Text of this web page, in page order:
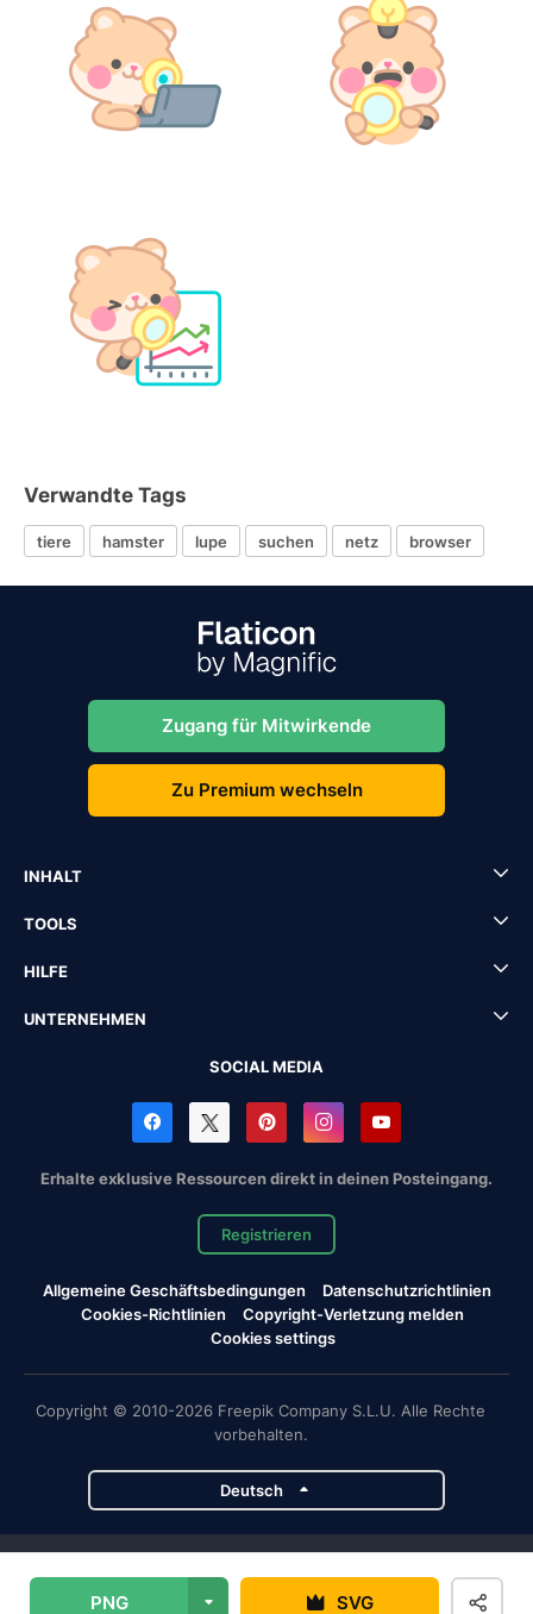
PNG SVG
Verwandte Tags
tiere hamster lupe suchen netz browser
Zugang für Mitwirkende
Zu Premium wechseln
INHALT
TOOLS
HILFE
UNTERNEHMEN
SOCIAL MEDIA
Erhalte exklusive Ressourcen direkt in deinen Posteingang.
Registrieren
Allgemeine Geschäftsbedingungen
Datenschutzrichtlinien
Cookies-Richtlinien
Copyright-Verletzung melden
Cookies settings
Copyright © 2010-2026 Freepik Company S.L.U. Alle Rechte
vorbehalten.
Deutsch